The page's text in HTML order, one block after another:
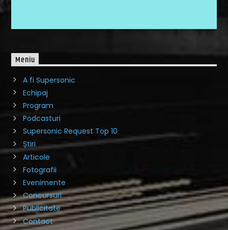
Meniu
A fi Supersonic
Echipaj
Program
Podcasturi
Supersonic Request Top 10
Știri
Articole
Fotografii
Evenimente
Concursuri
Publicitate
Contact